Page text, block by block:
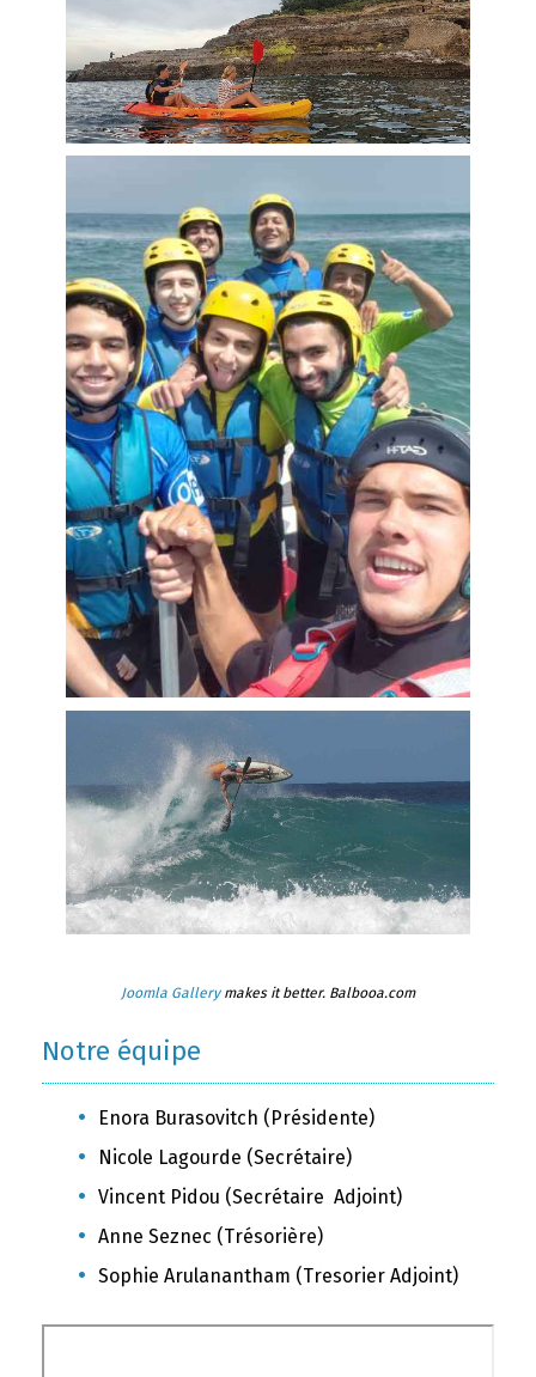
Joomla Gallerymakes it better. Balbooa.com
Notre équipe
Enora Burasovitch (Présidente)
Nicole Lagourde (Secrétaire)
Vincent Pidou (Secrétaire Adjoint)
Anne Seznec (Trésorière)
Sophie Arulanantham (Tresorier Adjoint)